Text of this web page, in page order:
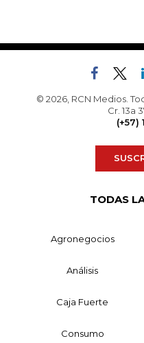
© 2026, RCN Medios.
Cr. 13a
(+57)
TODAS
Agronegocios
Análisis
Caja Fuerte
Consumo